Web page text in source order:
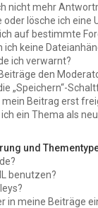
nicht mehr
oder lösche ich eine
auf bestimmte
ich keine
ich verwarnt?
den
„Speichern“-
Beitrag erst
ein Thema als
und
benutzen?
in meine Beiträge